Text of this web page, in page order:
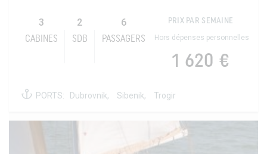
3
CABINES
2
SDB
6
PASSAGERS
PRIX PAR SEMAINE
Hors dépenses personnelles
1 620 €
PORTS: Dubrovnik, Sibenik, Trogir